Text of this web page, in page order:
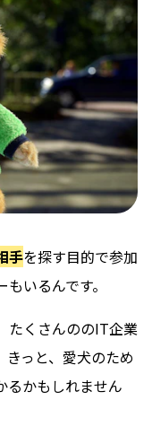
手を探す目的で参加
いるんです。
たくさんののIT企業
っと、愛犬のため
るかもしれません